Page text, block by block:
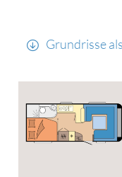
Grundrisse